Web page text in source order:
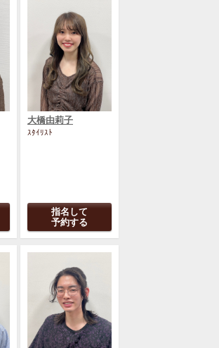
大橋由莉子
ｽﾀｲﾘｽﾄ
指名して
予約する